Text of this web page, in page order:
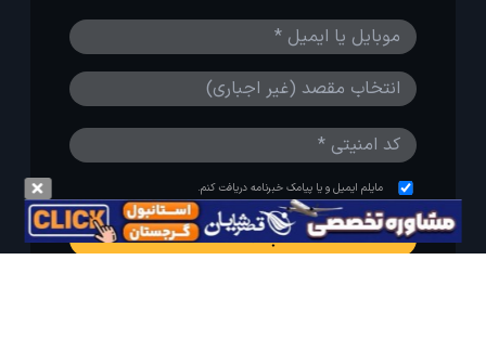
مایلم ایمیل و یا پیامک خبرنامه دریافت کنم.